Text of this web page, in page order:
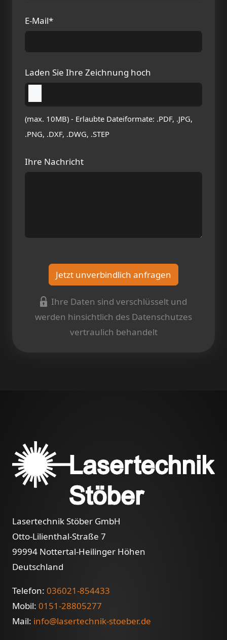
E-Mail*
Laden Sie Ihre Zeichnung hoch
(max. 10MB) - Erlaubte Dateiformate: .PDF, .JPG,
.PNG, .DXF, .DWG, .STEP
Ihre Nachricht
Jetzt unverbindlich anfragen
Ihre Daten sind verschlüsselt und
werden hinsichtlich des Datenschutzes
vertraulich behandelt
Lasertechnik Stöber GmbH
Otto-Lilienthal-Straße 7
99994 Nottertal-Heilinger Höhen
Deutschland
Telefon: 036021-854433
Mobil: 0151-28805277
Mail: info@lasertechnik-stoeber.de